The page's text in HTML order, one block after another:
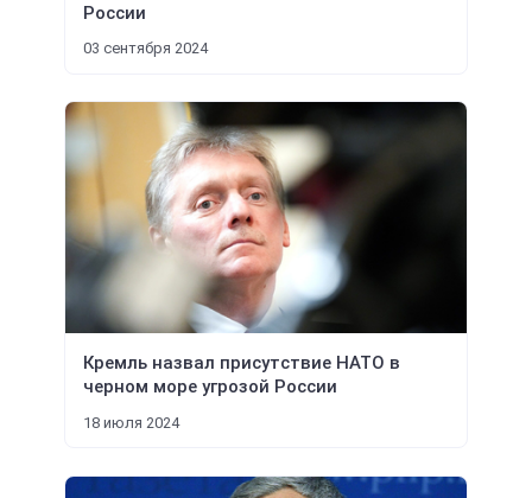
России
03 сентября 2024
Кремль назвал присутствие НАТО в
черном море угрозой России
18 июля 2024